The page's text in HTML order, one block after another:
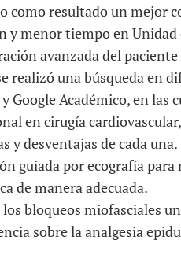
como resultado un mejor
menor tiempo en
avanzada del paciente
realizó una búsqueda en
Académico, en las
en cirugía
y desventajas de cada una.
guiada por ecografía
de manera adecuada.
los bloqueos miofasciales
sobre la analgesia